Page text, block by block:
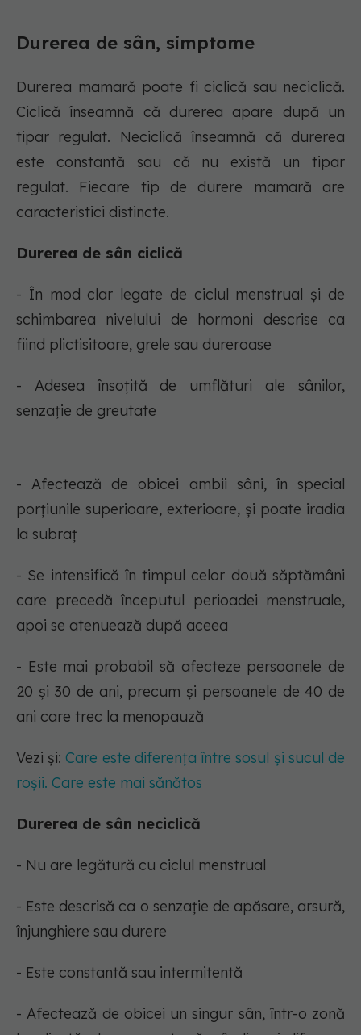
Durerea de sân, simptome
Durerea mamară poate fi ciclică sau neciclică.
Ciclică înseamnă că durerea apare după un
tipar regulat. Neciclică înseamnă că durerea
este constantă sau că nu există un tipar
regulat. Fiecare tip de durere mamară are
caracteristici distincte.
Durerea de sân ciclică
- În mod clar legate de ciclul menstrual și de
schimbarea nivelului de hormoni descrise ca
fiind plictisitoare, grele sau dureroase
- Adesea însoțită de umflături ale sânilor,
senzație de greutate
- Afectează de obicei ambii sâni, în special
porțiunile superioare, exterioare, și poate iradia
la subraț
- Se intensifică în timpul celor două săptămâni
care precedă începutul perioadei menstruale,
apoi se atenuează după aceea
- Este mai probabil să afecteze persoanele de
20 și 30 de ani, precum și persoanele de 40 de
ani care trec la menopauză
Vezi și:Care este diferența între sosul și sucul de
roșii. Care este mai sănătos
Durerea de sân neciclică
- Nu are legătură cu ciclul menstrual
- Este descrisă ca o senzație de apăsare, arsură,
înjunghiere sau durere
- Este constantă sau intermitentă
- Afectează de obicei un singur sân, într-o zonă